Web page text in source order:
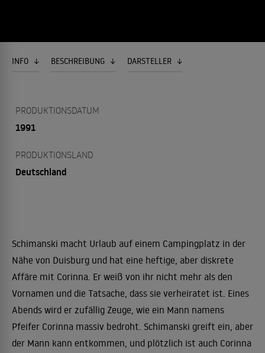
INFO BESCHREIBUNG DARSTELLER
PRODUKTIONSDATUM
1991
PRODUKTIONSLAND
Deutschland
Schimanski macht Urlaub auf einem Campingplatz in der
Nähe von Duisburg und hat eine heftige, aber diskrete
Affäre mit Corinna. Er weiß von ihr nicht mehr als den
Vornamen und die Tatsache, dass sie verheiratet ist. Eines
Abends wird er zufällig Zeuge, wie ein Mann namens
Pfeifer Corinna massiv bedroht. Schimanski greift ein, aber
der Mann kann entkommen, und plötzlich ist auch Corinna